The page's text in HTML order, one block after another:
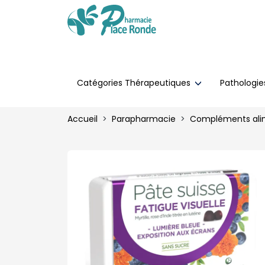
Catégories Thérapeutiques
Accueil Parapharmacie Compléments